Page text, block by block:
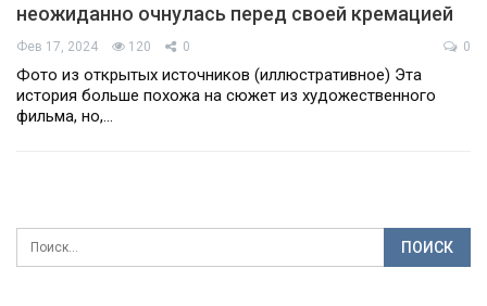
неожиданно очнулась перед своей кремацией
Фев 17, 2024 120 0 0
Фото из открытых источников (иллюстративное) Эта
история больше похожа на сюжет из художественного
фильма, но,…